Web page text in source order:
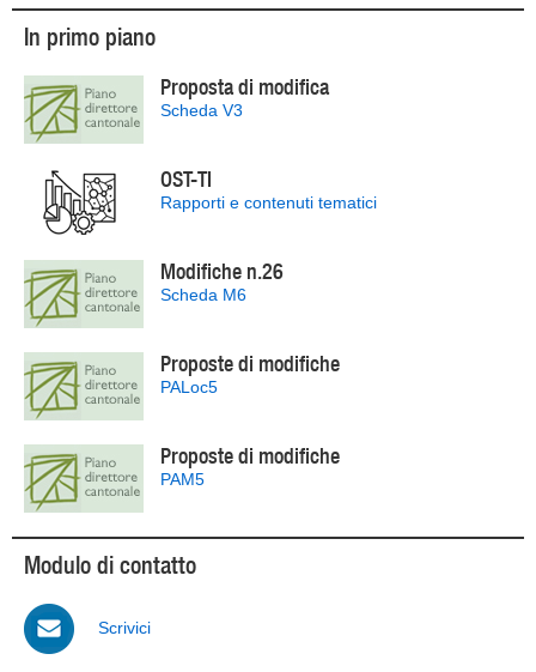
In primo piano
Proposta di modifica
Scheda V3
OST-TI
Rapporti e contenuti tematici
Modifiche n.26
Scheda M6
Proposte di modifiche
PALoc5
Proposte di modifiche
PAM5
Modulo di contatto
Scrivici